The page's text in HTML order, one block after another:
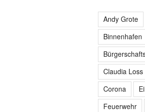
Andy Grote
Binnenhafen
Claudia Loss
Corona
Feuerwehr